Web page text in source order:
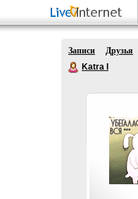
Записи Друзья
Katra I